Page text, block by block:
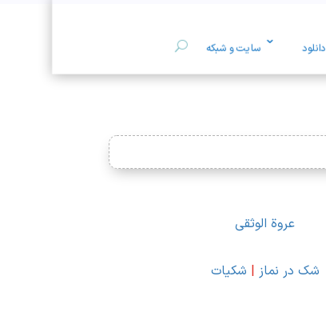
دانلود سایت و شبکه
عروة الوثقی
شک در نماز | شکیات